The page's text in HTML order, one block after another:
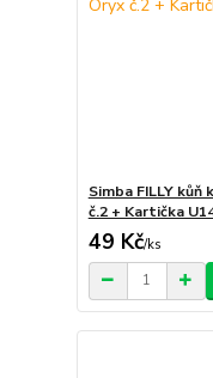
Simba FILLY kůň
č.2 + Kartička
49 Kč/ks